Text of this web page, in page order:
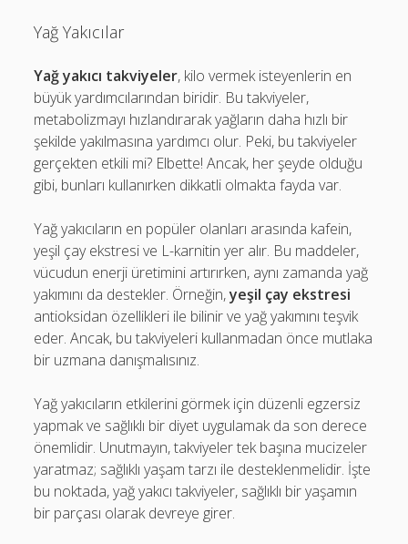
Yağ Yakıcılar
Yağ yakıcı takviyeler, kilo vermek isteyenlerin en
büyük yardımcılarından biridir. Bu takviyeler,
metabolizmayı hızlandırarak yağların daha hızlı bir
şekilde yakılmasına yardımcı olur. Peki, bu takviyeler
gerçekten etkili mi? Elbette! Ancak, her şeyde olduğu
gibi, bunları kullanırken dikkatli olmakta fayda var.
Yağ yakıcıların en popüler olanları arasında kafein,
yeşil çay ekstresi ve L-karnitin yer alır. Bu maddeler,
vücudun enerji üretimini artırırken, aynı zamanda yağ
yakımını da destekler. Örneğin,yeşil çay ekstresi
antioksidan özellikleri ile bilinir ve yağ yakımını teşvik
eder. Ancak, bu takviyeleri kullanmadan önce mutlaka
bir uzmana danışmalısınız.
Yağ yakıcıların etkilerini görmek için düzenli egzersiz
yapmak ve sağlıklı bir diyet uygulamak da son derece
önemlidir. Unutmayın, takviyeler tek başına mucizeler
yaratmaz; sağlıklı yaşam tarzı ile desteklenmelidir. İşte
bu noktada, yağ yakıcı takviyeler, sağlıklı bir yaşamın
bir parçası olarak devreye girer.